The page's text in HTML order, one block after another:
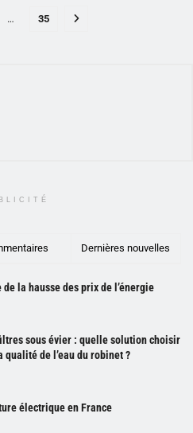
… 35
Dernières nouvelles
la hausse des prix de l’énergie
sous évier : quelle solution choisir
de l’eau du robinet ?
électrique en France